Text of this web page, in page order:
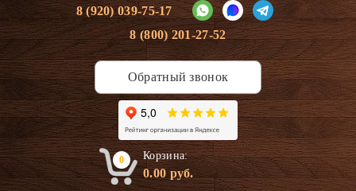
8 (920) 039-75-17
8 (800) 201-27-52
Обратный звонок
0 Корзина:
0.00руб.